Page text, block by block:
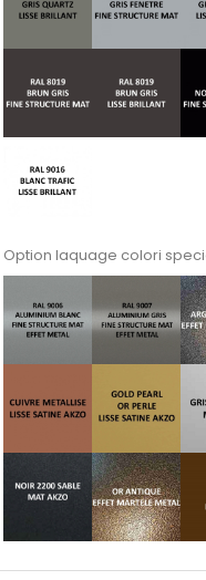
Option laquage colori